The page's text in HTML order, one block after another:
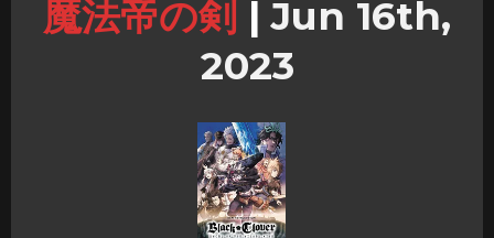
魔法帝の剣 | Jun 16th,
2023